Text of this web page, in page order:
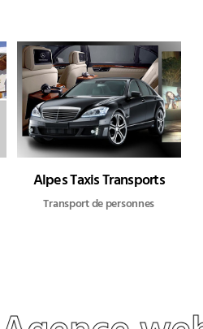
Alpes Taxis Transports
Transport de personnes